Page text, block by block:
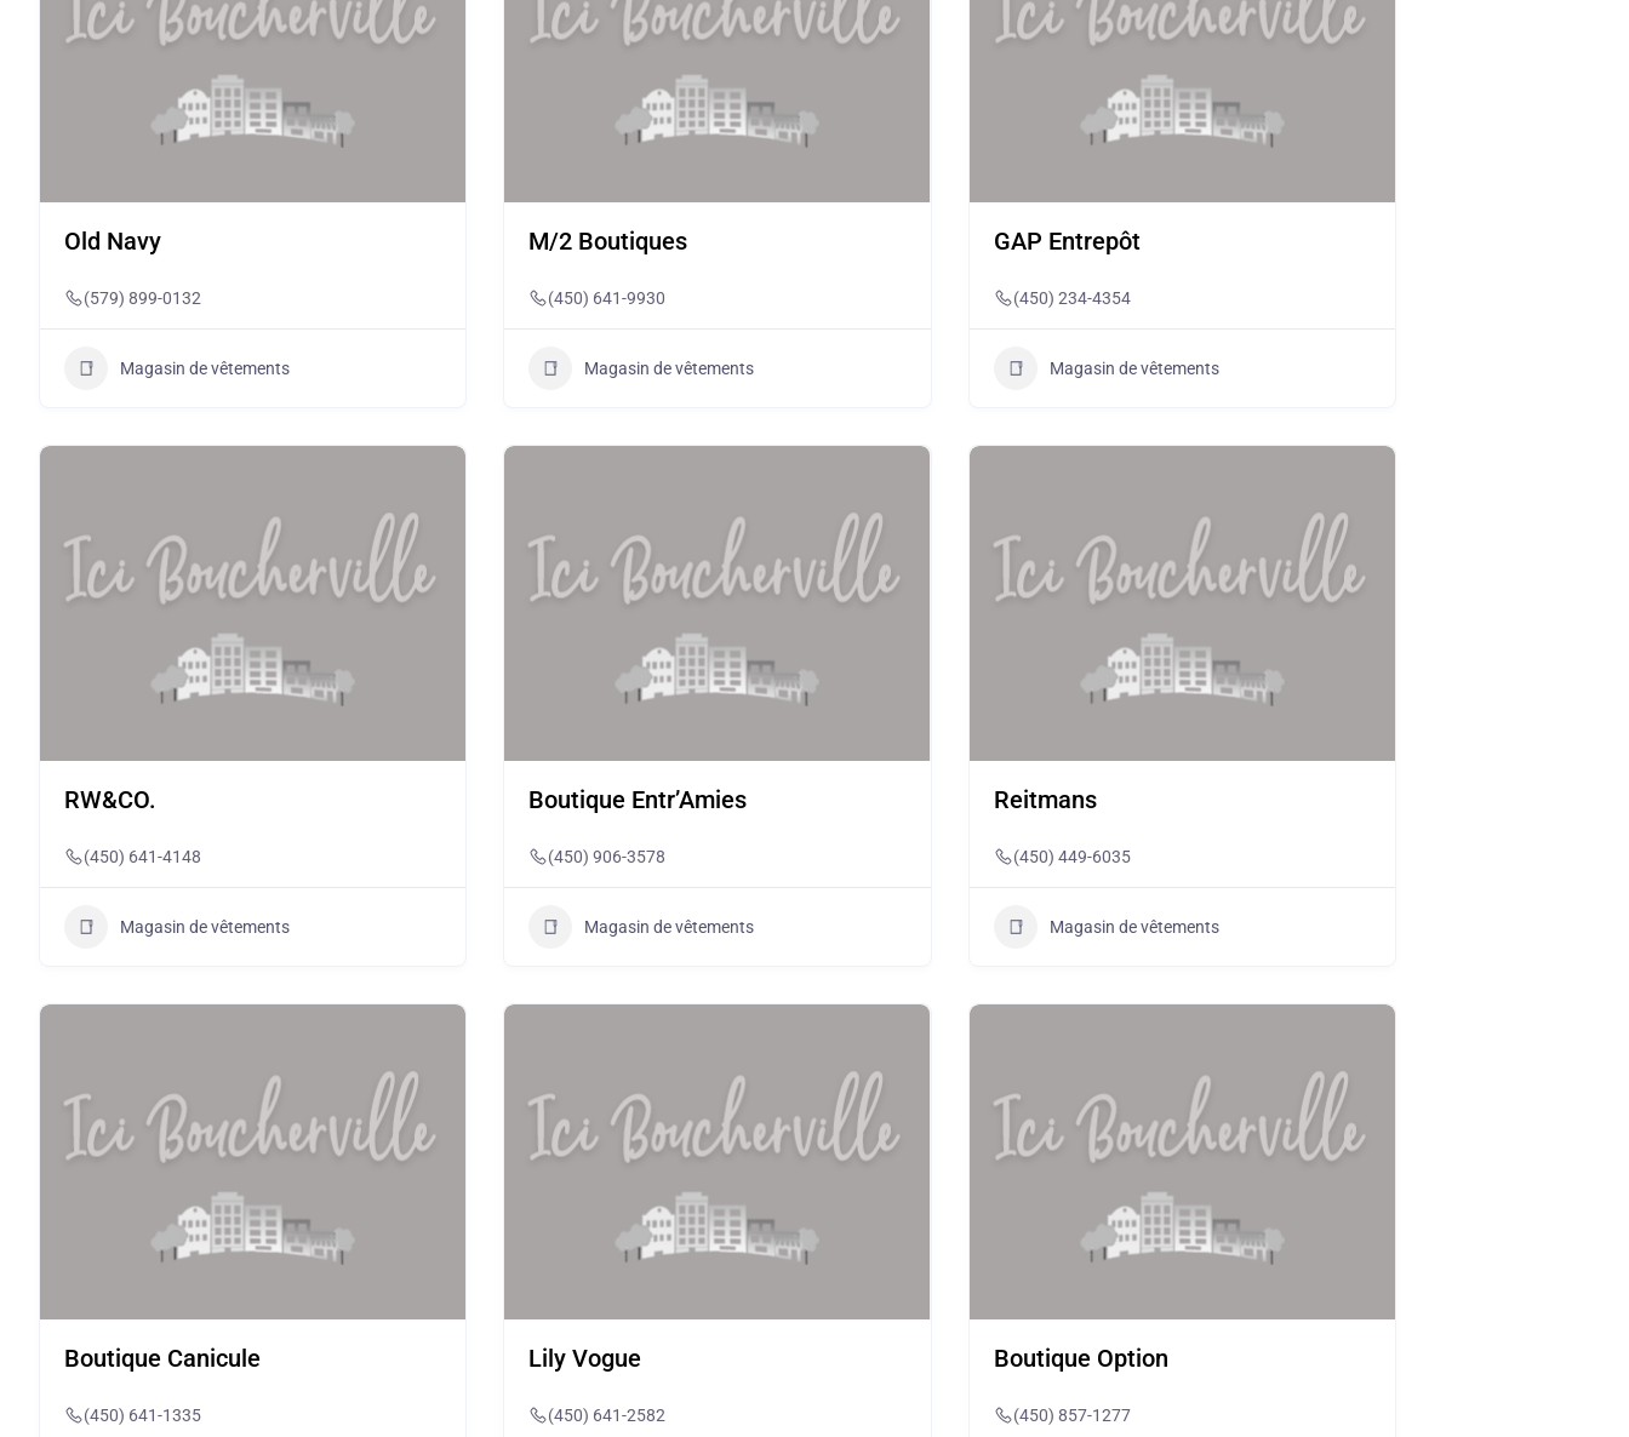
Old Navy
(579) 899-0132
Magasin de vêtements
M/2 Boutiques
(450) 641-9930
Magasin de vêtements
GAP Entrepôt
(450) 234-4354
Magasin de vêtements
RW&CO.
(450) 641-4148
Magasin de vêtements
Boutique Entr’Amies
(450) 906-3578
Magasin de vêtements
Reitmans
(450) 449-6035
Magasin de vêtements
Boutique Canicule
(450) 641-1335
Lily Vogue
(450) 641-2582
Boutique Option
(450) 857-1277